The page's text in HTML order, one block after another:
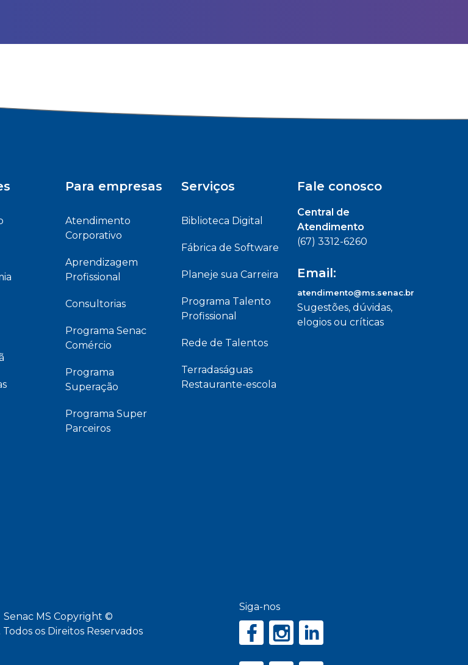
Para empresas
Atendimento
Corporativo
Aprendizagem
Profissional
Consultorias
Programa Senac
Comércio
Programa
Superação
Programa Super
Parceiros
Serviços
Biblioteca Digital
Fábrica de Software
Planeje sua Carreira
Programa Talento
Profissional
Rede de Talentos
Terradaságuas
Restaurante-escola
Fale conosco
Central de
Atendimento
(67) 3312-6260
Email:
atendimento@ms.senac.br
Sugestões, dúvidas,
elogios ou críticas
Senac MS Copyright ©
Todos os Direitos Reservados
Siga-nos